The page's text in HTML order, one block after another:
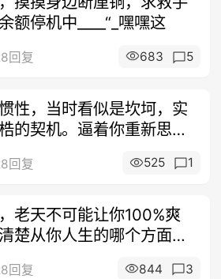
额停机中____“_嘿嘿这
回复 683 5
性，当时看似是坎坷，实
的契机。逼着你重新思考
回复 525 1
老天不可能让你100%爽
楚从你人生的哪个方面切
回复 844 3